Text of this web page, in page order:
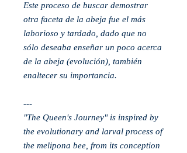
Este proceso de buscar demostrar
otra faceta de la abeja fue el más
laborioso y tardado, dado que no
sólo deseaba enseñar un poco acerca
de la abeja (evolución), también
enaltecer su importancia.
---
"The Queen's Journey" is inspired by
the evolutionary and larval process of
the melipona bee, from its conception